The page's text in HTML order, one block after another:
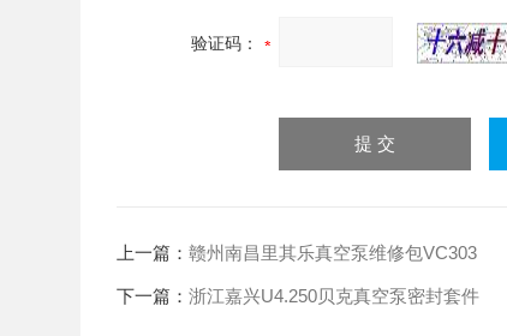
验证码：
上一篇：赣州南昌里其乐真空泵维修包VC303
下一篇：浙江嘉兴U4.250贝克真空泵密封套件